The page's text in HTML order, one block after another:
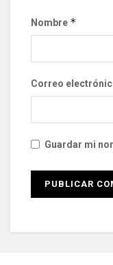
Nombre *
Correo
Guardar mi